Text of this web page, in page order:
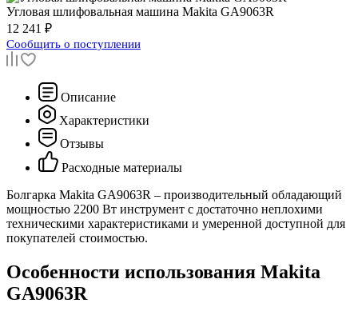
Угловая шлифовальная машина Makita GA9063R
12 241 ₽
Сообщить о поступлении
Описание
Характеристики
Отзывы
Расходные материалы
Болгарка Makita GA9063R – производительный обладающий
мощностью 2200 Вт инструмент с достаточно неплохими
техническими характеристиками и умеренной доступной для
покупателей стоимостью.
Особенности использования Makita
GA9063R